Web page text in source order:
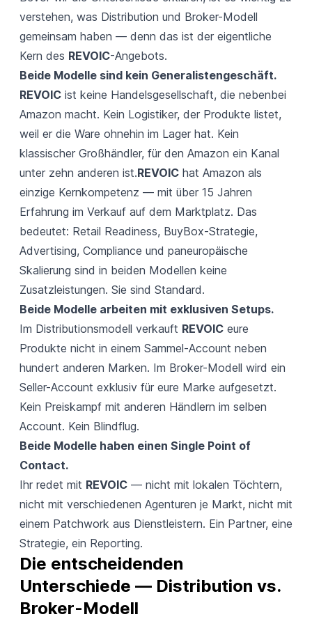
verstehen, was Distribution und Broker-Modell
gemeinsam haben — denn das ist der eigentliche
Kern des REVOIC-Angebots.
Beide Modelle sind kein Generalistengeschäft.
REVOICist keine Handelsgesellschaft, die nebenbei
Amazon macht. Kein Logistiker, der Produkte listet,
weil er die Ware ohnehin im Lager hat. Kein
klassischer Großhändler, für den Amazon ein Kanal
unter zehn anderen ist.REVOIChat Amazon als
einzige Kernkompetenz — mit über 15 Jahren
Erfahrung im Verkauf auf dem Marktplatz. Das
bedeutet: Retail Readiness, BuyBox-Strategie,
Advertising, Compliance und paneuropäische
Skalierung sind in beiden Modellen keine
Zusatzleistungen. Sie sind Standard.
Beide Modelle arbeiten mit exklusiven Setups.
Im Distributionsmodell verkauft REVOICeure
Produkte nicht in einem Sammel-Account neben
hundert anderen Marken. Im Broker-Modell wird ein
Seller-Account exklusiv für eure Marke aufgesetzt.
Kein Preiskampf mit anderen Händlern im selben
Account. Kein Blindflug.
Beide Modelle haben einen Single Point of
Contact.
Ihr redet mit REVOIC— nicht mit lokalen Töchtern,
nicht mit verschiedenen Agenturen je Markt, nicht mit
einem Patchwork aus Dienstleistern. Ein Partner, eine
Strategie, ein Reporting.
Die entscheidenden
Unterschiede — Distribution vs.
Broker-Modell